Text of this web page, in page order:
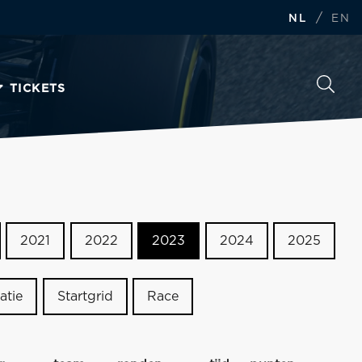
NL / EN
TICKETS
2021 2022 2023 2024 2025
Startgrid Race